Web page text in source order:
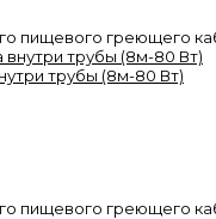
пищевого греющего
трубы (8м-80 Вт)
пищевого греющего